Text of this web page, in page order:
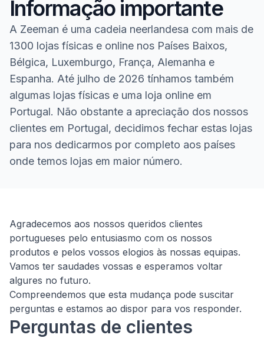
Informação importante
A Zeeman é uma cadeia neerlandesa com mais de
1300 lojas físicas e online nos Países Baixos,
Bélgica, Luxemburgo, França, Alemanha e
Espanha. Até julho de 2026 tínhamos também
algumas lojas físicas e uma loja online em
Portugal. Não obstante a apreciação dos nossos
clientes em Portugal, decidimos fechar estas lojas
para nos dedicarmos por completo aos países
onde temos lojas em maior número.
Homepage
Agradecemos aos nossos queridos clientes
portugueses pelo entusiasmo com os nossos
produtos e pelos vossos elogios às nossas equipas.
Vamos ter saudades vossas e esperamos voltar
algures no futuro.
Compreendemos que esta mudança pode suscitar
perguntas e estamos ao dispor para vos responder.
Perguntas de clientes